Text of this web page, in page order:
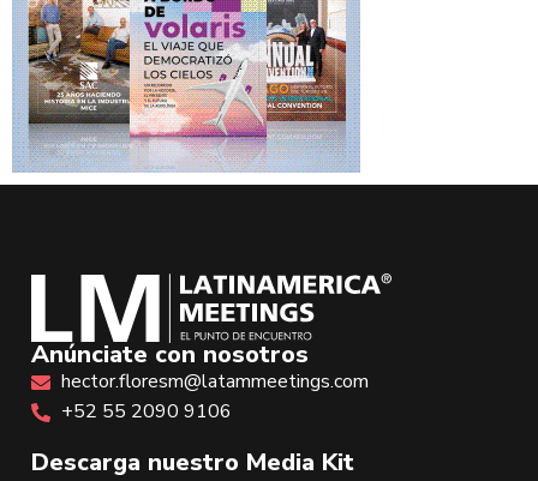
Anúnciate con nosotros
hector.floresm@latammeetings.com
+52 55 2090 9106
Descarga nuestro Media Kit